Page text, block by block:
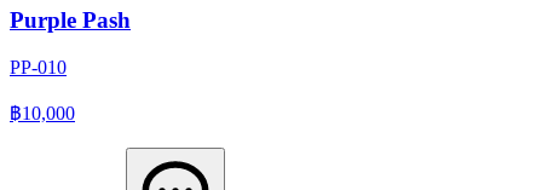
Purple Pash
PP-010
฿10,000